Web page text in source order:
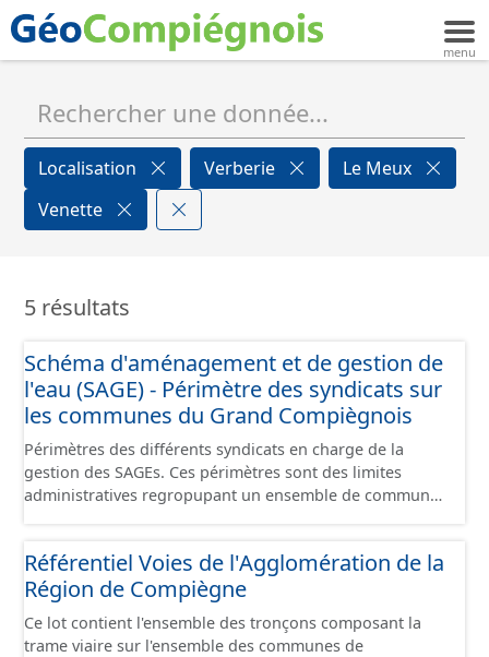
Localisation Verberie
Le Meux
Venette
5 résultats
Schéma d'aménagement et de gestion de
l'eau (SAGE) - Périmètre des syndicats sur
les communes du Grand Compiègnois
Périmètres des différents syndicats en charge de la
gestion des SAGEs. Ces périmètres sont des limites
administratives regropupant un ensemble de communes
diverses : - SAGE, - GEMA (Gestion des Milieux
Aquatiques) - Ruissellement. Le ou les périmètres du
syndicat de la Brêche n'est pas inclus dans ce jeu de
données.
Référentiel Voies de l'Agglomération de la
Région de Compiègne
Ce lot contient l'ensemble des tronçons composant la
trame viaire sur l'ensemble des communes de